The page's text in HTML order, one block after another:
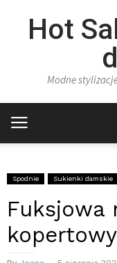
Hot
Modne
Spodnie Sukienki damskie
Fuksjowa